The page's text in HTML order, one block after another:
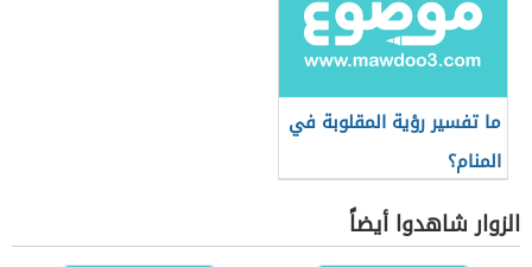
ما تفسير رؤية المقلوبة في
المنام؟
الزوار شاهدوا أيضاً